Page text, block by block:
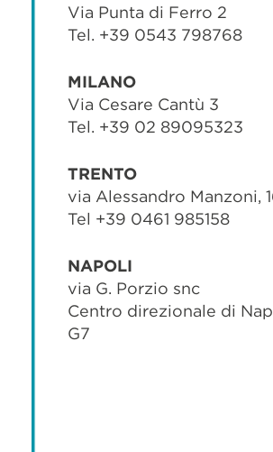
Via Punta di Ferro 2
Tel. +39 0543 798768
MILANO
Via Cesare Cantù 3
Tel. +39 02 89095323
TRENTO
via Alessandro Manzoni,
Tel +39 0461 985158
NAPOLI
via G. Porzio snc
Centro direzionale di
G7